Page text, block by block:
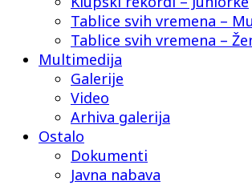
Tablice svih vremena –
Tablice svih vremena –
Multimedija
Galerije
Video
Arhiva galerija
Ostalo
Dokumenti
Javna nabava